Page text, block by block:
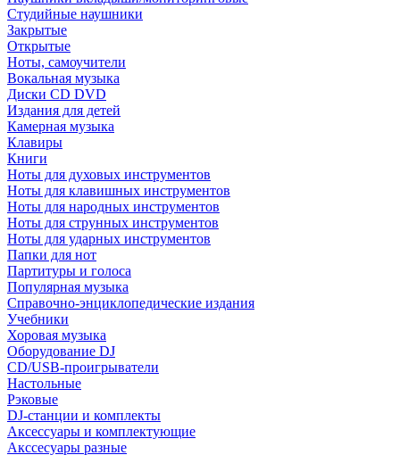
Студийные наушники
Закрытые
Открытые
Ноты, самоучители
Вокальная музыка
Диски CD DVD
Издания для детей
Камерная музыка
Клавиры
Книги
Ноты для духовых инструментов
Ноты для клавишных инструментов
Ноты для народных инструментов
Ноты для струнных инструментов
Ноты для ударных инструментов
Папки для нот
Партитуры и голоса
Популярная музыка
Справочно-энциклопедические издания
Учебники
Хоровая музыка
Оборудование DJ
CD/USB-проигрыватели
Настольные
Рэковые
DJ-станции и комплекты
Аксессуары и комплектующие
Акссесуары разные